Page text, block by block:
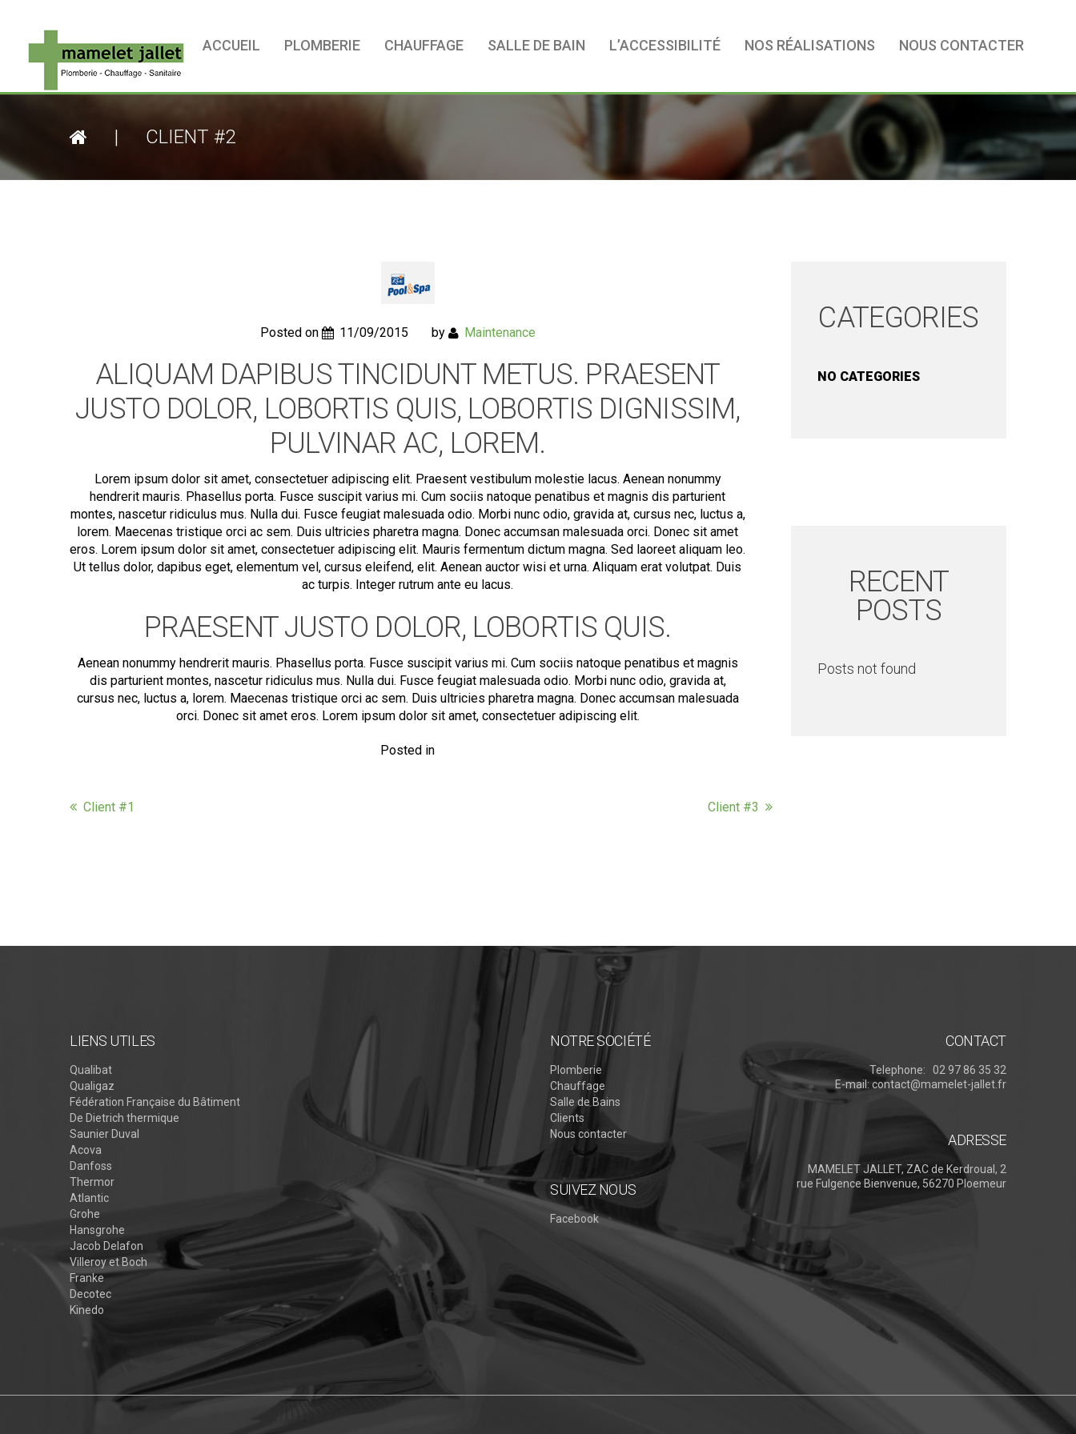
ACCUEIL PLOMBERIE CHAUFFAGE SALLE DE BAIN L’ACCESSIBILITÉ NOS RÉALISATIONS NOUS CONTACTER
| CLIENT #2
Posted on 11/09/2015 by Maintenance
ALIQUAM DAPIBUS TINCIDUNT METUS. PRAESENT
JUSTO DOLOR, LOBORTIS QUIS, LOBORTIS DIGNISSIM,
PULVINAR AC, LOREM.
Lorem ipsum dolor sit amet, consectetuer adipiscing elit. Praesent vestibulum molestie lacus. Aenean nonummy
hendrerit mauris. Phasellus porta. Fusce suscipit varius mi. Cum sociis natoque penatibus et magnis dis parturient
montes, nascetur ridiculus mus. Nulla dui. Fusce feugiat malesuada odio. Morbi nunc odio, gravida at, cursus nec, luctus a,
lorem. Maecenas tristique orci ac sem. Duis ultricies pharetra magna. Donec accumsan malesuada orci. Donec sit amet
eros. Lorem ipsum dolor sit amet, consectetuer adipiscing elit. Mauris fermentum dictum magna. Sed laoreet aliquam leo.
Ut tellus dolor, dapibus eget, elementum vel, cursus eleifend, elit. Aenean auctor wisi et urna. Aliquam erat volutpat. Duis
ac turpis. Integer rutrum ante eu lacus.
PRAESENT JUSTO DOLOR, LOBORTIS QUIS.
Aenean nonummy hendrerit mauris. Phasellus porta. Fusce suscipit varius mi. Cum sociis natoque penatibus et magnis
dis parturient montes, nascetur ridiculus mus. Nulla dui. Fusce feugiat malesuada odio. Morbi nunc odio, gravida at,
cursus nec, luctus a, lorem. Maecenas tristique orci ac sem. Duis ultricies pharetra magna. Donec accumsan malesuada
orci. Donec sit amet eros. Lorem ipsum dolor sit amet, consectetuer adipiscing elit.
Posted in
Client #1 Client #3
CATEGORIES
NO CATEGORIES
RECENT
POSTS
Posts not found
LIENS UTILES
Qualibat
Qualigaz
Fédération Française du Bâtiment
De Dietrich thermique
Saunier Duval
Acova
Danfoss
Thermor
Atlantic
Grohe
Hansgrohe
Jacob Delafon
Villeroy et Boch
Franke
Decotec
Kinedo
NOTRE SOCIÉTÉ
Plomberie
Chauffage
Salle de Bains
Clients
Nous contacter
SUIVEZ NOUS
Facebook
CONTACT
Telephone:
02 97 86 35 32
E-mail: contact@mamelet-jallet.fr
ADRESSE
MAMELET JALLET, ZAC de Kerdroual, 2
rue Fulgence Bienvenue, 56270 Ploemeur